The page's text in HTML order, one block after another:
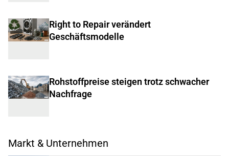
Right to Repair verändert
Geschäftsmodelle
Rohstoffpreise steigen trotz schwacher
Nachfrage
Markt & Unternehmen